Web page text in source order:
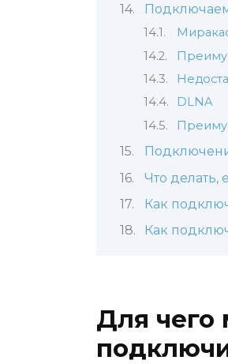
DLNA
Что делать,
Как
Как
Для чего